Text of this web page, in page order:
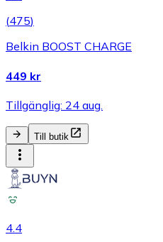
(475)
Belkin BOOST CHARGE
449 kr
Tillgänglig: 24 aug.
Till butik
4.4